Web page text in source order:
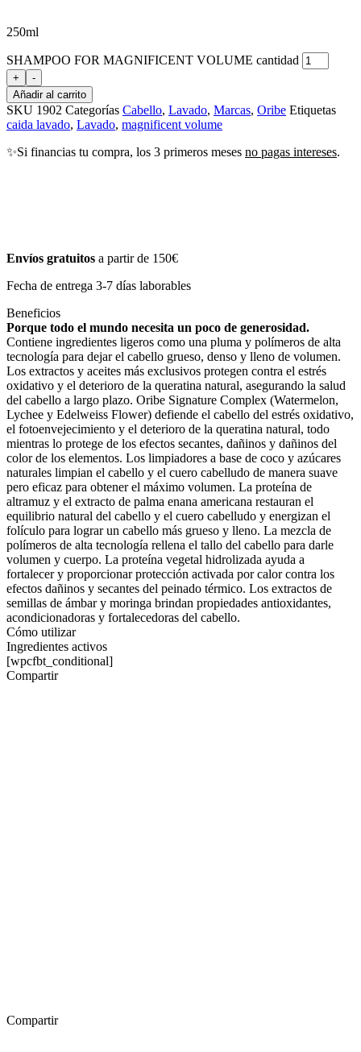
250ml
SHAMPOO FOR MAGNIFICENT VOLUME cantidad
+
-
Añadir al carrito
SKU 1902 Categorías Cabello, Lavado, Marcas, Oribe Etiquetas
caida lavado, Lavado, magnificent volume
✨Si financias tu compra, los 3 primeros meses no pagas intereses.
Envíos gratuitos a partir de 150€
Fecha de entrega 3-7 días laborables
Beneficios
Porque todo el mundo necesita un poco de generosidad.
Contiene ingredientes ligeros como una pluma y polímeros de alta
tecnología para dejar el cabello grueso, denso y lleno de volumen.
Los extractos y aceites más exclusivos protegen contra el estrés
oxidativo y el deterioro de la queratina natural, asegurando la salud
del cabello a largo plazo. Oribe Signature Complex (Watermelon,
Lychee y Edelweiss Flower) defiende el cabello del estrés oxidativo,
el fotoenvejecimiento y el deterioro de la queratina natural, todo
mientras lo protege de los efectos secantes, dañinos y dañinos del
color de los elementos. Los limpiadores a base de coco y azúcares
naturales limpian el cabello y el cuero cabelludo de manera suave
pero eficaz para obtener el máximo volumen. La proteína de
altramuz y el extracto de palma enana americana restauran el
equilibrio natural del cabello y el cuero cabelludo y energizan el
folículo para lograr un cabello más grueso y lleno. La mezcla de
polímeros de alta tecnología rellena el tallo del cabello para darle
volumen y cuerpo. La proteína vegetal hidrolizada ayuda a
fortalecer y proporcionar protección activada por calor contra los
efectos dañinos y secantes del peinado térmico. Los extractos de
semillas de ámbar y moringa brindan propiedades antioxidantes,
acondicionadoras y fortalecedoras del cabello.
Cómo utilizar
Ingredientes activos
[wpcfbt_conditional]
Compartir
Compartir